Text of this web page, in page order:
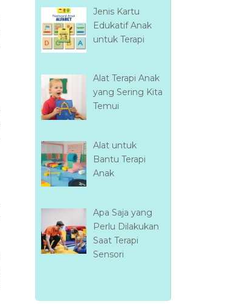
Jenis Kartu
Edukatif Anak
untuk Terapi
Alat Terapi Anak
yang Sering Kita
Temui
Alat untuk
Bantu Terapi
Anak
Apa Saja yang
Perlu Dilakukan
Saat Terapi
Sensori